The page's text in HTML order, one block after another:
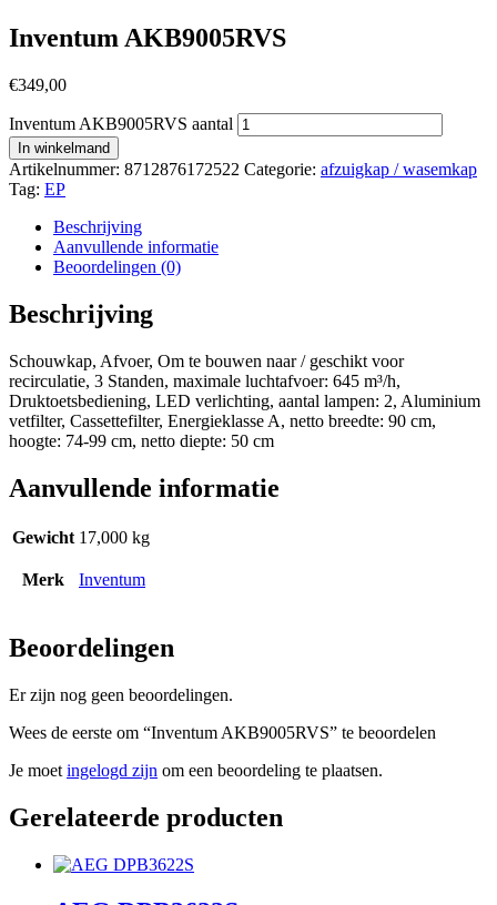
Inventum AKB9005RVS
€349,00
Inventum AKB9005RVS aantal
In winkelmand
Artikelnummer: 8712876172522 Categorie: afzuigkap / wasemkap
Tag: EP
Beschrijving
Aanvullende informatie
Beoordelingen (0)
Beschrijving
Schouwkap, Afvoer, Om te bouwen naar / geschikt voor
recirculatie, 3 Standen, maximale luchtafvoer: 645 m³/h,
Druktoetsbediening, LED verlichting, aantal lampen: 2, Aluminium
vetfilter, Cassettefilter, Energieklasse A, netto breedte: 90 cm,
hoogte: 74-99 cm, netto diepte: 50 cm
Aanvullende informatie
Gewicht 17,000 kg
Merk Inventum
Beoordelingen
Er zijn nog geen beoordelingen.
Wees de eerste om “Inventum AKB9005RVS” te beoordelen
Je moet ingelogd zijn om een beoordeling te plaatsen.
Gerelateerde producten